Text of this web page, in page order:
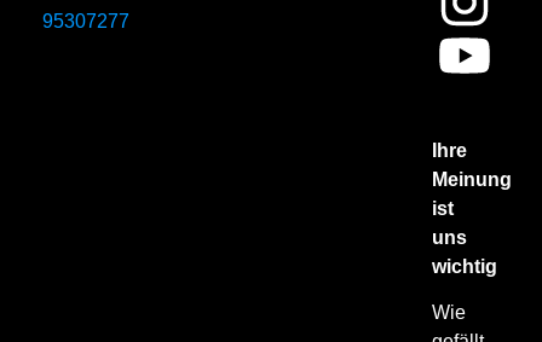
95307277
Ihre
Meinung
ist
uns
wichtig
Wie